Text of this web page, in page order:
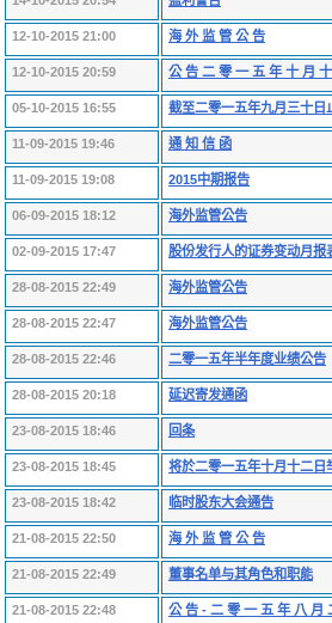
12-10-2015 21:00 海 外 监 管 公 告
12-10-2015 20:59 公 告 二 零 一 五 年 十 月
05-10-2015 16:55 截至二零一五年九月三十日
11-09-2015 19:46 通 知 信 函
11-09-2015 19:08 2015中期报告
06-09-2015 18:12 海外监管公告
02-09-2015 17:47 股份发行人的证券变动月报
28-08-2015 22:49 海外监管公告
28-08-2015 22:47 海外监管公告
28-08-2015 22:46 二零一五年半年度业绩公告
28-08-2015 20:18 延迟寄发通函
23-08-2015 18:46 回条
23-08-2015 18:45 将於二零一五年十月十二日
23-08-2015 18:42 临时股东大会通告
21-08-2015 22:50 海 外 监 管 公 告
21-08-2015 22:49 董事名单与其角色和职能
21-08-2015 22:48 公 告 - 二 零 一 五 年 八 月